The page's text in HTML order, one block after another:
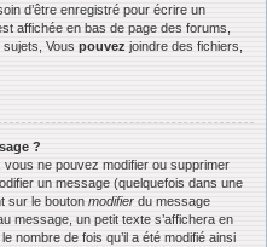
d’être enregistré pour écrire un
affichée en bas de page des forums,
Vous pouvez joindre des fichiers,
?
vous ne pouvez modifier ou supprimer
un message (quelquefois dans une
sur le bouton modifier du message
message, un petit texte s’affichera en
nombre de fois qu’il a été modifié ainsi